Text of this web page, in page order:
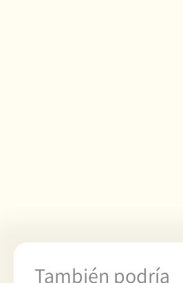
También podría